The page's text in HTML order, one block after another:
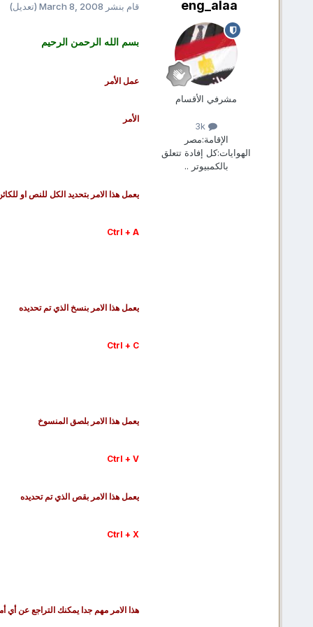
eng_alaa
مشرفي الأقسام
3k
الإقامة:مصر
الهوايات:كل إفادة تتعلق
بالكمبيوتر ..
قام بنشر March 8, 2008 (تعديل)
بسم الله الرحمن الرحيم
عمل الأمر
الأمر
يعمل هذا الامر بتحديد الكل للنص او
Ctrl + A
يعمل هذا الامر بنسخ الذي تم تحديده
Ctrl + C
يعمل هذا الامر بلصق المنسوخ
Ctrl + V
يعمل هذا الامر بقص الذي تم تحديده
Ctrl + X
هذا الامر مهم جدا يمكنك التراجع عن أي